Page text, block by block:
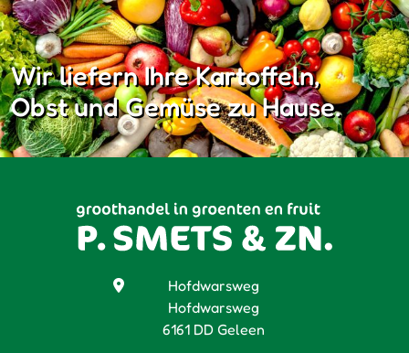
Wir liefern Ihre Kartoffeln,
Obst und Gemüse zu Hause.
Hofdwarsweg
Hofdwarsweg
6161 DD Geleen